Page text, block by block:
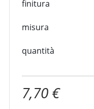
finitura
misura
quantità
7,70 €